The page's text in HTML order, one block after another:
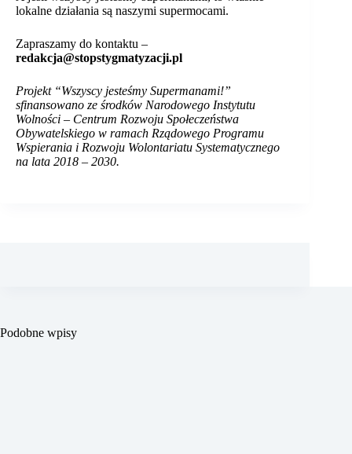
lokalne działania są naszymi supermocami.
Zapraszamy do kontaktu –
redakcja@stopstygmatyzacji.pl
Projekt “Wszyscy jesteśmy Supermanami!”
sfinansowano ze środków Narodowego Instytutu
Wolności – Centrum Rozwoju Społeczeństwa
Obywatelskiego w ramach Rządowego Programu
Wspierania i Rozwoju Wolontariatu Systematycznego
na lata 2018 – 2030.
Podobne wpisy